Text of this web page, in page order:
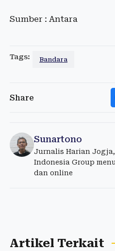
Sumber : Antara
Tags: Bandara
Share
Sunartono
Jurnalis Harian
Indonesia Group
dan online
Artikel Terkait